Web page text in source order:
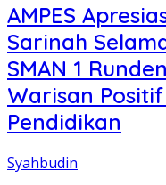
AMPES
Sarinah
SMAN 1
Warisan
Pendidikan
Syahbudin